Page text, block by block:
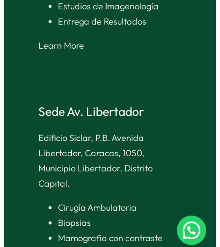
Estudios de Imagenología
Entrega de Resultados
Learn More
Sede Av. Libertador
Edificio Siclar, P.B. Avenida
Libertador, Caracas, 1050,
Municipio Libertador, Distrito
Capital.
Cirugía Ambulatoria
Biopsias
Mamografía con contraste